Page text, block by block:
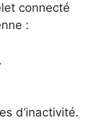
connecté
:
d’inactivité.